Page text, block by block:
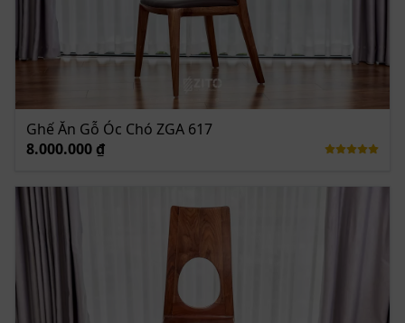
Ghế Ăn Gỗ Óc Chó ZGA 617
8.000.000 ₫